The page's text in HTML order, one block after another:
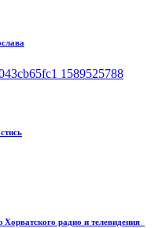
радио и телевидения